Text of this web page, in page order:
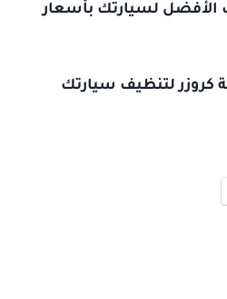
الأفضل لسيارتك بأسعار
كروزر لتنظيف سيارتك